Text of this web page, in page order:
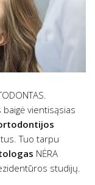
vientisąsias
Tuo tarpu
NĖRA
studijų.